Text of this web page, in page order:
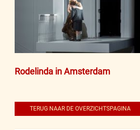
Bericht
Rodelinda in Amsterdam
TERUG NAAR DE OVERZICHTSPAGINA